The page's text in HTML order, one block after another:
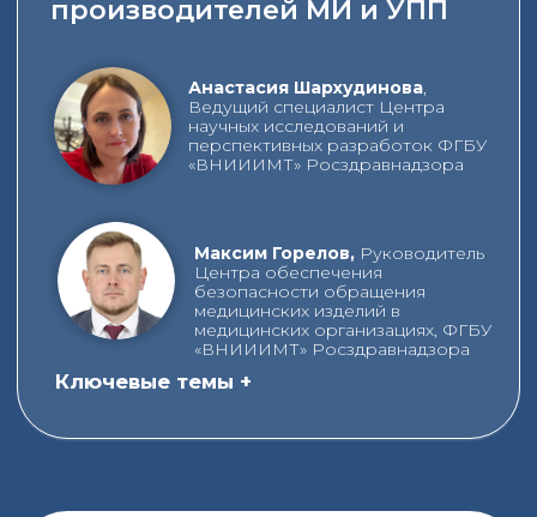
Ольга Исаева,Заместитель
генерального директора, ФГБУ
Наталья Фалина, Руководитель
Центра научных исследований и
перспективных разработок, ФГБУ
«ВНИИИМТ» Росздравнадзора
Ключевые темы +
Наверх
Скачать программу PDF